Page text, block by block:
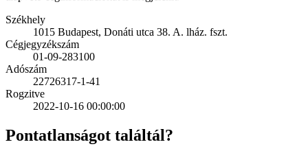
Székhely
1015 Budapest, Donáti utca 38. A. lház. fszt.
Cégjegyzékszám
01-09-283100
Adószám
22726317-1-41
Rogzitve
2022-10-16 00:00:00
Pontatlanságot találtál?